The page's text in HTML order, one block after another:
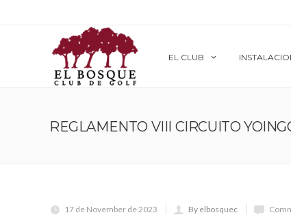
EL CLUB
REGLAMENTO VIII CIRCUITO
17 de November de 2023 By elbosquec